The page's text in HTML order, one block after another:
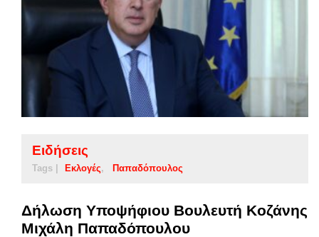
Ειδήσεις
Tags | Εκλογές Παπαδόπουλος
Δήλωση Υποψήφιου Βουλευτή Κοζάνης
Μιχάλη Παπαδόπουλου